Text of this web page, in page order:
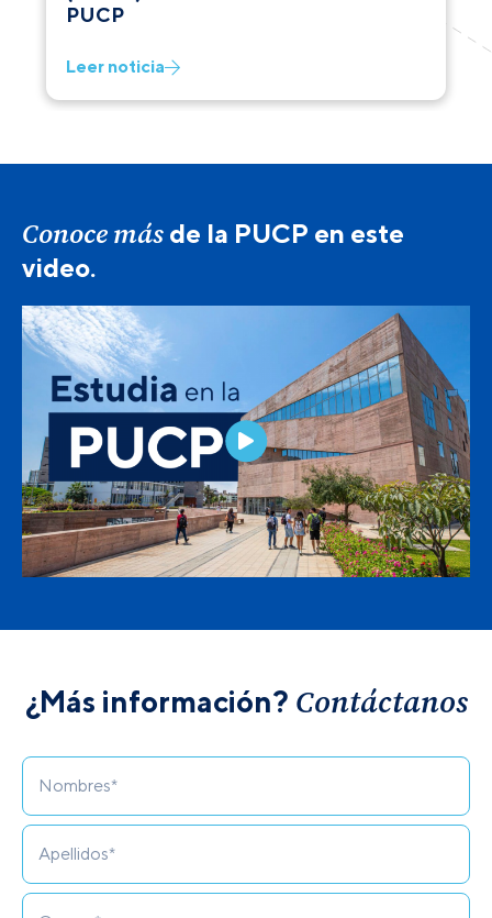
PUCP
Leer noticia
Conoce más de la PUCP en este
video.
¿Más información? Contáctanos